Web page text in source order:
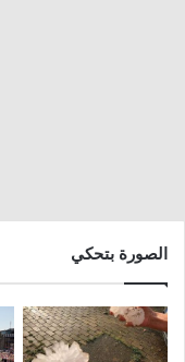
الصورة بتحكي